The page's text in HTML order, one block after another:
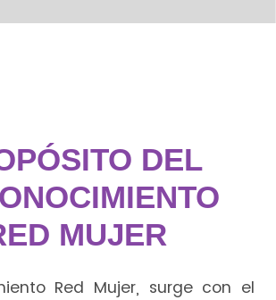
DEL
MUJER
Red Mujer, surge con el